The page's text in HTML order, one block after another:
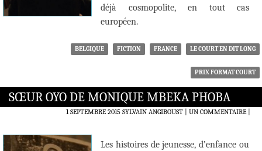
déjà cosmopolite, en tout cas
européen.
BELGIQUE FICTION FRANCE LE COURT EN DIT LONG
PRIX FORMAT COURT
SŒUR OYO DE MONIQUE MBEKA PHOBA
1 SEPTEMBRE 2015 SYLVAIN ANGIBOUST UN COMMENTAIRE|
Les histoires de jeunesse, d’enfance ou